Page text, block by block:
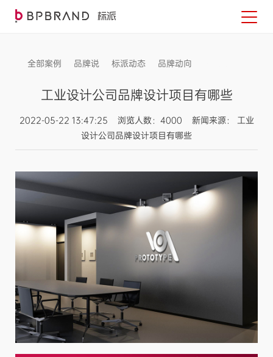
全部案例 品牌说 标派动态 品牌动向
工业设计公司品牌设计项目有哪些
2022-05-22 13:47:25 浏览人数：4000 新闻来源： 工业
设计公司品牌设计项目有哪些